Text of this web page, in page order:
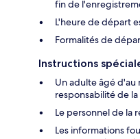
fin de
L'heure de départ
Formalités de
Instructions
Un adulte âgé d'au
responsabilité de
Le personnel de la
Les informations